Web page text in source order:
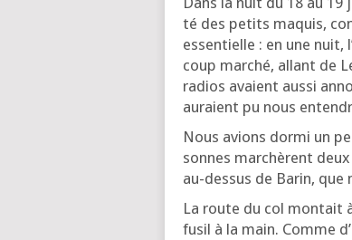
té des petits maquis,
essen­tielle : en une nuit,
coup mar­ché, allant de
radios avaient aus­si
auraient pu nous
Nous avions dor­mi un
sonnes mar­chèrent
au-des­sus de Barin,
La route du col mon­tait
fusil à la main. Comme